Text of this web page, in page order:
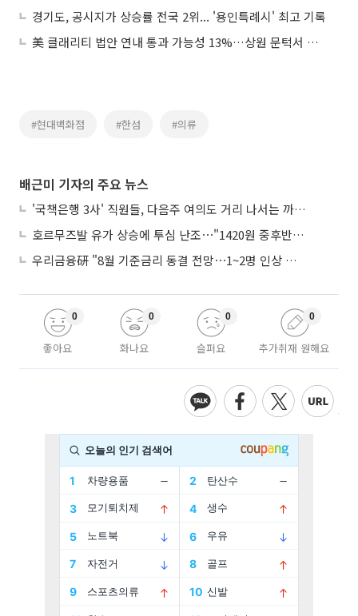
경기도, 공시지가 상승률 전국 2위... '용인특례시' 최고 기록
美 클래리티 법안 연내 통과 가능성 13%…상원 문턱서 제동
#현대백화점 #한섬 #의류
배근미 기자의 주요 뉴스
'국책은행 3사' 직원들, 다음주 여의도 거리 나서는 까닭은
호르무즈발 유가 상승에 투심 난조⋯"1420원 중후반 등락"
우리금융硏 "8월 기준금리 동결 전망⋯1~2명 인상 소수의견 낼 것"
좋아요
0
화나요
0
슬퍼요
0
추가취재 원해요
0